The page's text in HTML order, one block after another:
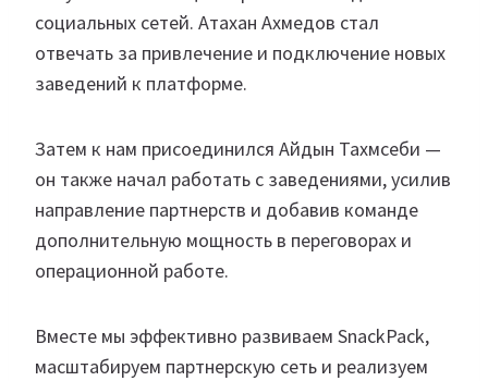
социальных сетей. Атахан Ахмедов стал
отвечать за привлечение и подключение новых
заведений к платформе.
Затем к нам присоединился Айдын Тахмсеби —
он также начал работать с заведениями, усилив
направление партнерств и добавив команде
дополнительную мощность в переговорах и
операционной работе.
Вместе мы эффективно развиваем SnackPack,
масштабируем партнерскую сеть и реализуем